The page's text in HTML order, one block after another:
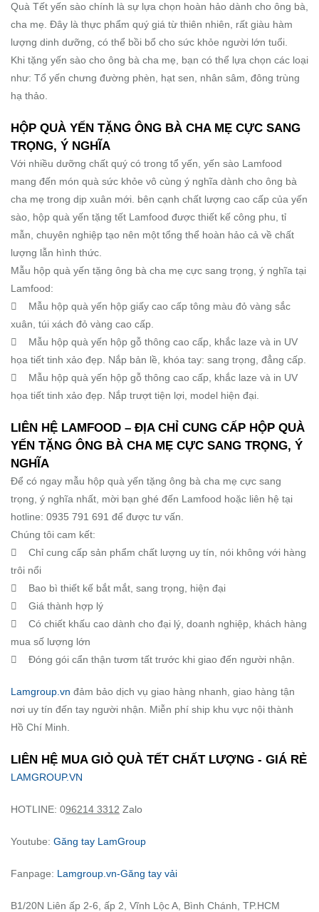
Quà Tết yến sào chính là sự lựa chọn hoàn hảo dành cho ông bà,
cha mẹ. Đây là thực phẩm quý giá từ thiên nhiên, rất giàu hàm
lượng dinh dưỡng, có thể bồi bổ cho sức khỏe người lớn tuổi.
Khi tặng yến sào cho ông bà cha mẹ, bạn có thể lựa chọn các loại
như: Tổ yến chưng đường phèn, hạt sen, nhân sâm, đông trùng
hạ thảo.
HỘP QUÀ YẾN TẶNG ÔNG BÀ CHA MẸ CỰC SANG
TRỌNG, Ý NGHĨA
Với nhiều dưỡng chất quý có trong tổ yến, yến sào Lamfood
mang đến món quà sức khỏe vô cùng ý nghĩa dành cho ông bà
cha mẹ trong dịp xuân mới. bên cạnh chất lượng cao cấp của yến
sào, hộp quà yến tặng tết Lamfood được thiết kế công phu, tỉ
mẫn, chuyên nghiệp tạo nên một tổng thể hoàn hảo cả về chất
lượng lẫn hình thức.
Mẫu hộp quà yến tặng ông bà cha mẹ cực sang trọng, ý nghĩa tại
Lamfood:
 Mẫu hộp quà yến hộp giấy cao cấp tông màu đỏ vàng sắc
xuân, túi xách đỏ vàng cao cấp.
 Mẫu hộp quà yến hộp gỗ thông cao cấp, khắc laze và in UV
họa tiết tinh xảo đẹp. Nắp bản lề, khóa tay: sang trọng, đẳng cấp.
 Mẫu hộp quà yến hộp gỗ thông cao cấp, khắc laze và in UV
họa tiết tinh xảo đẹp. Nắp trượt tiện lợi, model hiện đại.
LIÊN HỆ LAMFOOD – ĐỊA CHỈ CUNG CẤP HỘP QUÀ
YẾN TẶNG ÔNG BÀ CHA MẸ CỰC SANG TRỌNG, Ý
NGHĨA
Để có ngay mẫu hộp quà yến tặng ông bà cha mẹ cực sang
trọng, ý nghĩa nhất, mời bạn ghé đến Lamfood hoặc liên hệ tại
hotline: 0935 791 691 để được tư vấn.
Chúng tôi cam kết:
 Chỉ cung cấp sản phẩm chất lượng uy tín, nói không với hàng
trôi nổi
 Bao bì thiết kế bắt mắt, sang trọng, hiện đại
 Giá thành hợp lý
 Có chiết khấu cao dành cho đại lý, doanh nghiệp, khách hàng
mua số lượng lớn
 Đóng gói cẩn thận tươm tất trước khi giao đến người nhận.
Lamgroup.vn đảm bảo dịch vụ giao hàng nhanh, giao hàng tận
nơi uy tín đến tay người nhận. Miễn phí ship khu vực nội thành
Hồ Chí Minh.
LIÊN HỆ MUA GIỎ QUÀ TẾT CHẤT LƯỢNG - GIÁ RẺ
LAMGROUP.VN
HOTLINE: 096214 3312 Zalo
Youtube: Găng tay LamGroup
Fanpage: Lamgroup.vn-Găng tay vải
B1/20N Liên ấp 2-6, ấp 2, Vĩnh Lộc A, Bình Chánh, TP.HCM